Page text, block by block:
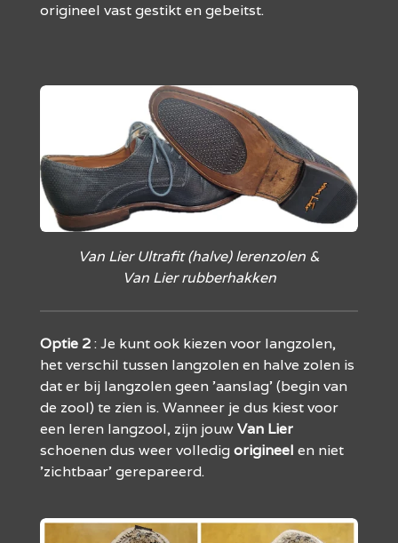
origineel vast gestikt en gebeitst.
Van Lier Ultrafit (halve) lerenzolen &
Van Lier rubberhakken
Optie 2: Je kunt ook kiezen voor langzolen,
het verschil tussen langzolen en halve zolen is
dat er bij langzolen geen 'aanslag' (begin van
de zool) te zien is. Wanneer je dus kiest voor
een leren langzool, zijn jouwVan Lier
schoenen dus weer volledig origineel en niet
'zichtbaar' gerepareerd.